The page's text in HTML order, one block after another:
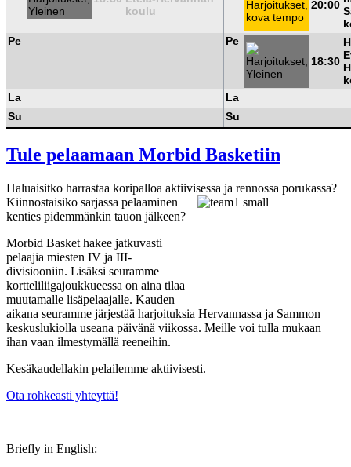
koulu
20:00
Pe
Pe
18:30
La
La
Su
Su
Tule pelaamaan Morbid Basketiin
Haluaisitko harrastaa koripalloa aktiivisessa ja rennossa porukassa?
Kiinnostaisiko sarjassa pelaaminen
kenties pidemmänkin tauon jälkeen?
Morbid Basket hakee jatkuvasti
pelaajia miesten IV ja III-
divisiooniin. Lisäksi seuramme
kortteliliigajoukkueessa on aina tilaa
muutamalle lisäpelaajalle. Kauden
aikana seuramme järjestää harjoituksia Hervannassa ja Sammon
keskuslukiolla useana päivänä viikossa. Meille voi tulla mukaan
ihan vaan ilmestymällä reeneihin.
Kesäkaudellakin pelailemme aktiivisesti.
Ota rohkeasti yhteyttä!
Briefly in English: